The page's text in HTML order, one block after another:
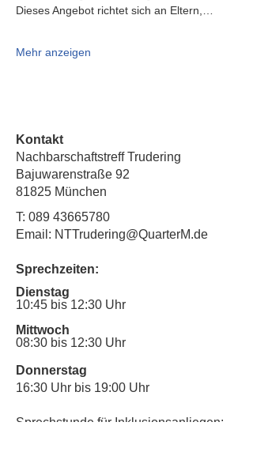
Dieses Angebot richtet sich an Eltern,…
Mehr anzeigen
Kontakt
Nachbarschaftstreff Trudering
Bajuwarenstraße 92
81825 München
T: 089 43665780
Email: NTTrudering@QuarterM.de
Sprechzeiten:
Dienstag
10:45 bis 12:30 Uhr
Mittwoch
08:30 bis 12:30 Uhr
Donnerstag
16:30 Uhr bis 19:00 Uhr
Sprechstunde für Inklusionsanliegen: